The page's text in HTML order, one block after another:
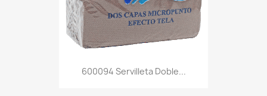
600094 Servilleta Doble...